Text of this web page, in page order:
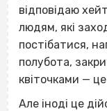
відповідаю
людям, які
постібатися,
полубота,
квіточками —
Але іноді це